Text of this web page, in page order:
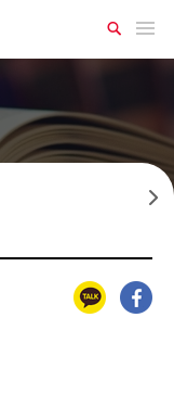
메뉴 열기
상
세
김기림
카카오톡 페이스북